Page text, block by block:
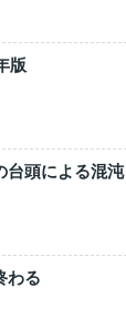
版
台頭による混沌
わる